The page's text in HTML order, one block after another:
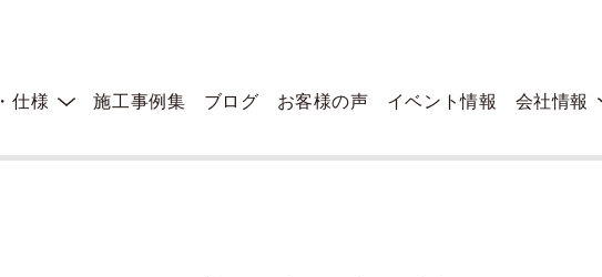
仕様 施工事例集 ブログ お客様の声 イベント情報 会社情報